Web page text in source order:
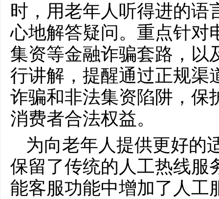
时，用老年人听得进的语
心地解答疑问。重点针对
集资等金融诈骗套路，以
行讲解，提醒通过正规渠
诈骗和非法集资陷阱，保
消费者合法权益。
为向老年人提供更好的
保留了传统的人工热线服
能客服功能中增加了人工